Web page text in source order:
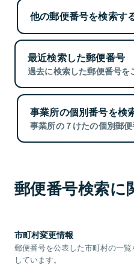
他の郵便番号を検索す
最近検索した郵便番号
過去に検索した郵便番号を
事業所の個別番号を検
事業所の７けたの個別郵便
郵便番号検索に
市町村変更情報
郵便番号を公表した市町村の一
しています。